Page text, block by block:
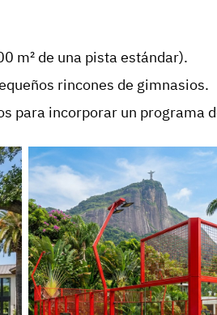
m² de una pista estándar).
rincones de gimnasios.
para incorporar un programa